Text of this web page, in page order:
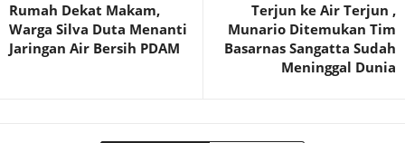
Rumah Dekat Makam,
Warga Silva Duta Menanti
Jaringan Air Bersih PDAM
Terjun ke Air Terjun ,
Munario Ditemukan Tim
Basarnas Sangatta Sudah
Meninggal Dunia